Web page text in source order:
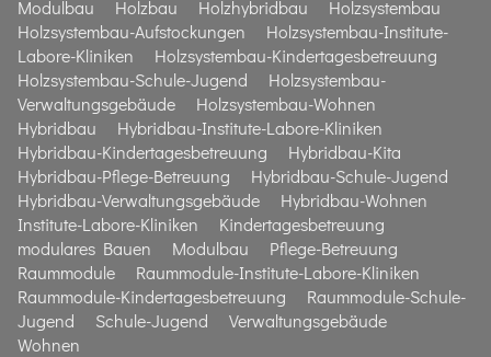
Modulbau
Holzbau Holzhybridbau
Holzsystembau
Holzsystembau-Aufstockungen
Holzsystembau-Institute-
Labore-Kliniken
Holzsystembau-Kindertagesbetreuung
Holzsystembau-Schule-Jugend
Holzsystembau-
Verwaltungsgebäude
Holzsystembau-Wohnen
Hybridbau
Hybridbau-Institute-Labore-Kliniken
Hybridbau-Kindertagesbetreuung
Hybridbau-Kita
Hybridbau-Pflege-Betreuung
Hybridbau-Schule-Jugend
Hybridbau-Verwaltungsgebäude
Hybridbau-Wohnen
Institute-Labore-Kliniken
Kindertagesbetreuung
modulares Bauen
Modulbau
Pflege-Betreuung
Raummodule
Raummodule-Institute-Labore-Kliniken
Raummodule-Kindertagesbetreuung
Raummodule-Schule-
Jugend
Schule-Jugend
Verwaltungsgebäude
Wohnen